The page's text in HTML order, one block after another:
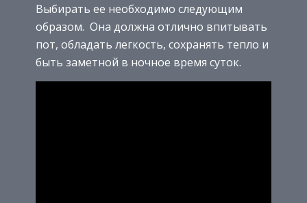
Выбирать ее необходимо следующим
образом. Она должна отлично впитывать
пот, обладать легкость, сохранять тепло и
быть заметной в ночное время суток.